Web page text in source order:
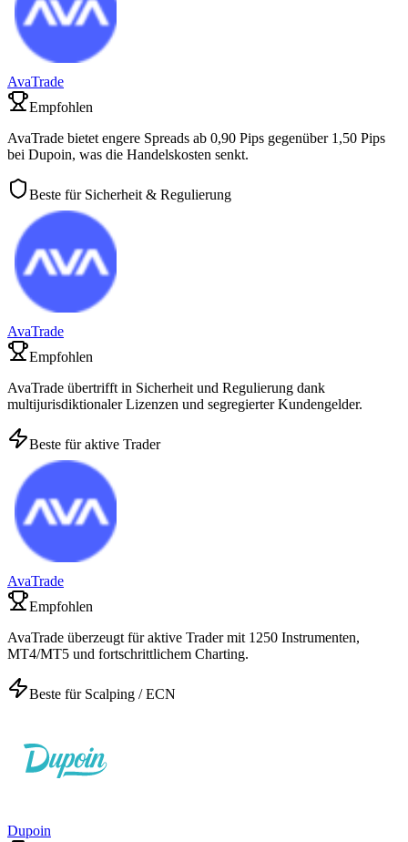
AvaTrade
Empfohlen
AvaTrade bietet engere Spreads ab 0,90 Pips gegenüber 1,50 Pips
bei Dupoin, was die Handelskosten senkt.
Beste für Sicherheit & Regulierung
AvaTrade
Empfohlen
AvaTrade übertrifft in Sicherheit und Regulierung dank
multijurisdiktionaler Lizenzen und segregierter Kundengelder.
Beste für aktive Trader
AvaTrade
Empfohlen
AvaTrade überzeugt für aktive Trader mit 1250 Instrumenten,
MT4/MT5 und fortschrittlichem Charting.
Beste für Scalping / ECN
Dupoin